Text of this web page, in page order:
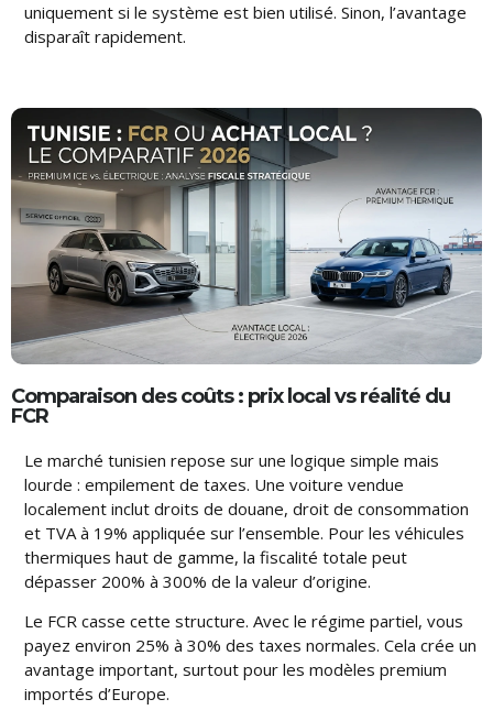
uniquement si le système est bien utilisé. Sinon, l’avantage
disparaît rapidement.
Comparaison des coûts : prix local vs réalité du
FCR
Le marché tunisien repose sur une logique simple mais
lourde : empilement de taxes. Une voiture vendue
localement inclut droits de douane, droit de consommation
et TVA à 19% appliquée sur l’ensemble. Pour les véhicules
thermiques haut de gamme, la fiscalité totale peut
dépasser 200% à 300% de la valeur d’origine.
Le FCR casse cette structure. Avec le régime partiel, vous
payez environ 25% à 30% des taxes normales. Cela crée un
avantage important, surtout pour les modèles premium
importés d’Europe.